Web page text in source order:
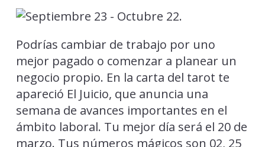
Podrías cambiar de trabajo por uno
mejor pagado o comenzar a planear un
negocio propio. En la carta del tarot te
apareció El Juicio, que anuncia una
semana de avances importantes en el
ámbito laboral. Tu mejor día será el 20 de
marzo. Tus números mágicos son 02, 25